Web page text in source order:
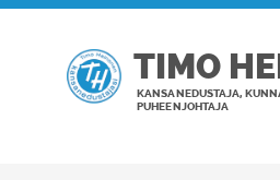
TIMO
KANSANEDUSTAJA,
PUHEENJOHTAJA